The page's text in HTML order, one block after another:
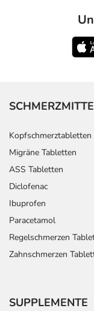
Kopfschmerztabletten
Migräne Tabletten
ASS Tabletten
Diclofenac
Ibuprofen
Paracetamol
Regelschmerzen
Zahnschmerzen
SUPPLEMENTE